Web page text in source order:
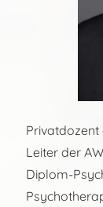
Leiter der
Diplom-